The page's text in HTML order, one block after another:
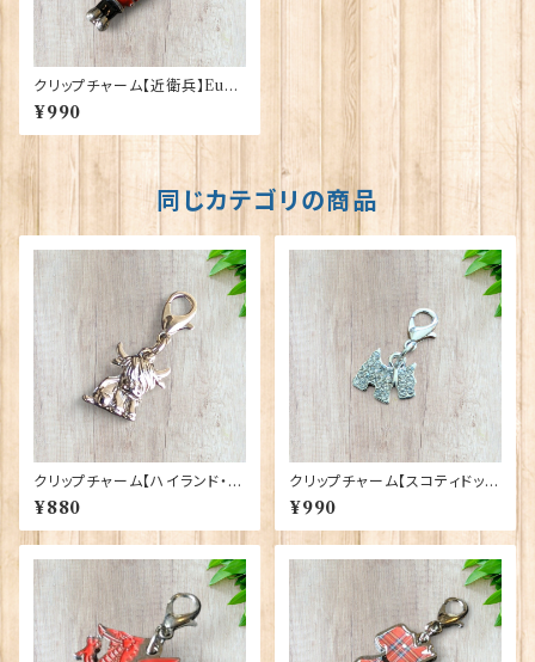
クリップチャーム【近衛兵】Euro
Stick 90193-E〔UCOC7〕
¥990
同じカテゴリの商品
クリップチャーム【ハイランド・カ
ウ】Euro Stick 90193-J〔CA
HC06〕
¥880
クリップチャーム【スコティドッ
グ】Euro Stick 90193-G〔SC
OC3〕
¥990